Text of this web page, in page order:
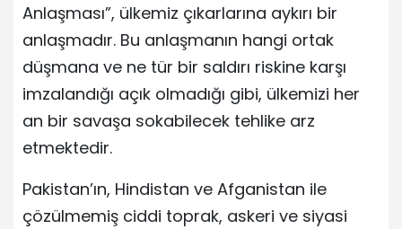
Anlaşması”, ülkemiz çıkarlarına aykırı bir
anlaşmadır. Bu anlaşmanın hangi ortak
düşmana ve ne tür bir saldırı riskine karşı
imzalandığı açık olmadığı gibi, ülkemizi her
an bir savaşa sokabilecek tehlike arz
etmektedir.
Pakistan’ın, Hindistan ve Afganistan ile
çözülmemiş ciddi toprak, askeri ve siyasi